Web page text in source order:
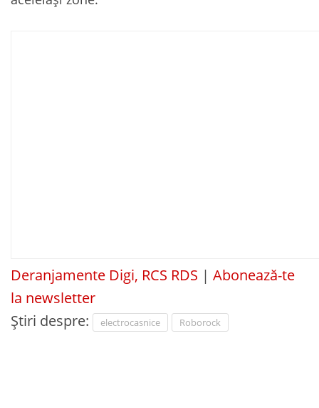
Deranjamente Digi, RCS RDS | Abonează-te
la newsletter
Știri despre:
electrocasnice Roborock